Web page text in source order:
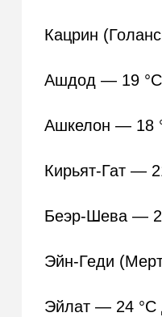
Кацрин
Ашдод — 19 °C
Ашкелон — 18
Кирьят-Гат —
Беэр-Шева —
Эйн-Геди
Эйлат — 24 °C